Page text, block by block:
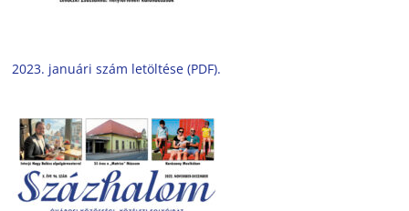
2023. januári szám letöltése (PDF).